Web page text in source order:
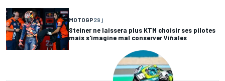
MOTOGP29 j
Steiner ne laissera plus KTM choisir ses pilotes
mais s'imagine mal conserver Viñales